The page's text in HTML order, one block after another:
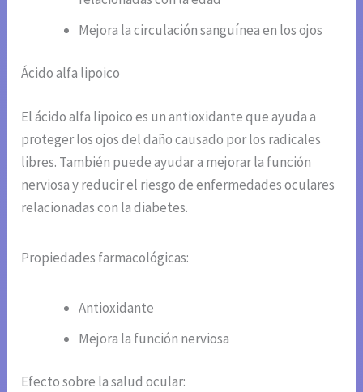
Mejora la circulación sanguínea en los ojos
Ácido alfa lipoico
El ácido alfa lipoico es un antioxidante que ayuda a
proteger los ojos del daño causado por los radicales
libres. También puede ayudar a mejorar la función
nerviosa y reducir el riesgo de enfermedades oculares
relacionadas con la diabetes.
Propiedades farmacológicas:
Antioxidante
Mejora la función nerviosa
Efecto sobre la salud ocular: